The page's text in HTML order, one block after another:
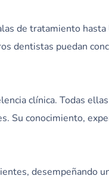
de tratamiento hasta
dentistas puedan
clínica. Todas
Su conocimiento,
desempeñando